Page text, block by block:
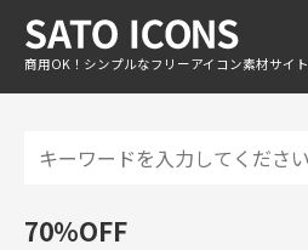
商用OK！シンプルなフリーアイコン素材サイト
70%OFF